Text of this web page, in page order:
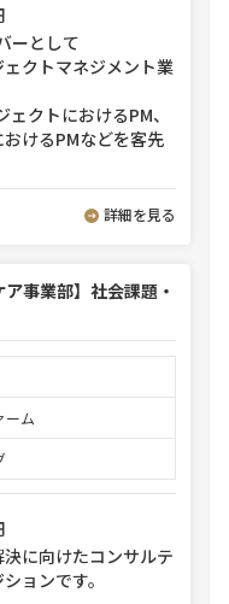
ーとして
クトマネジメント業
クトにおけるPM、
けるPMなどを客先
詳細を見る
事業部】社会課題・
ーム
に向けたコンサルテ
ョンです。